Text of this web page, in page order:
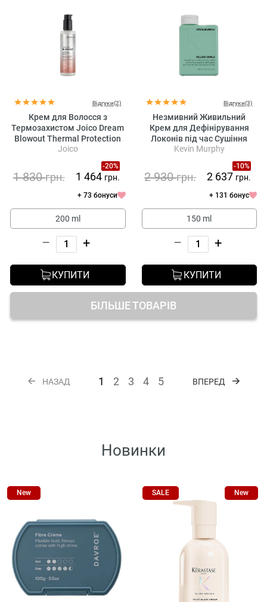
Відгуки(2)
Крем для Волосся з
Термозахистом Joico Dream
Blowout Thermal Protection
Creme
Joico
-20%
1 830грн. 1 464 грн.
+ 73 бонуси
200 ml
– +
КУПИТИ
Відгуки(3)
Незмивний Живильний
Крем для Дефінірування
Локонів під час Сушіння
Природним Шляхом Kevin
Murphy Killer.Twirls
Kevin Murphy
-10%
2 930грн. 2 637 грн.
+ 131 бонус
150 ml
– +
КУПИТИ
БІЛЬШЕ ТОВАРІВ
НАЗАД 1 2 3 4 5 ВПЕРЕД
Новинки
New SALE New